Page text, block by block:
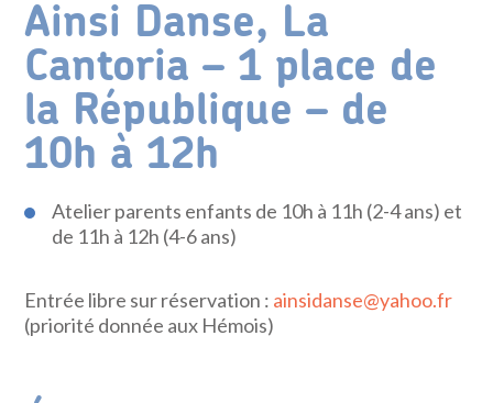
Ainsi Danse, La
Cantoria – 1 place de
la République – de
10h à 12h
Atelier parents enfants de 10h à 11h (2-4 ans) et
de 11h à 12h (4-6 ans)
Entrée libre sur réservation : ainsidanse@yahoo.fr
(priorité donnée aux Hémois)